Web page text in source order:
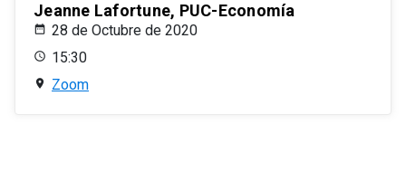
Jeanne Lafortune, PUC-Economía
28 de Octubre de 2020
15:30
Zoom